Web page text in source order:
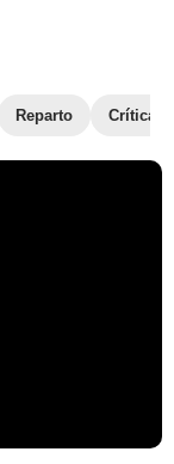
Reparto Críticas